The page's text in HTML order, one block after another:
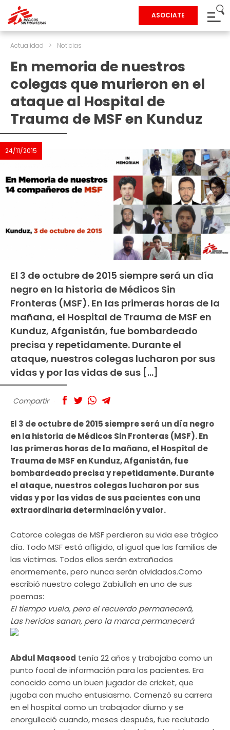
ASOCIATE
Actualidad > Noticias
En memoria de nuestros
colegas que murieron en el
ataque al Hospital de
Trauma de MSF en Kunduz
24/11/2015
El 3 de octubre de 2015 siempre será un día
negro en la historia de Médicos Sin
Fronteras (MSF). En las primeras horas de la
mañana, el Hospital de Trauma de MSF en
Kunduz, Afganistán, fue bombardeado
precisa y repetidamente. Durante el
ataque, nuestros colegas lucharon por sus
vidas y por las vidas de sus […]
Compartir
El 3 de octubre de 2015 siempre será un día negro
en la historia de Médicos Sin Fronteras (MSF). En
las primeras horas de la mañana, el Hospital de
Trauma de MSF en Kunduz, Afganistán, fue
bombardeado precisa y repetidamente. Durante
el ataque, nuestros colegas lucharon por sus
vidas y por las vidas de sus pacientes con una
extraordinaria determinación y valor.
Catorce colegas de MSF perdieron su vida ese trágico
día. Todo MSF está afligido, al igual que las familias de
las víctimas. Todos ellos serán extrañados
enormemente, pero nunca serán olvidados.Como
escribió nuestro colega Zabiullah en uno de sus
poemas:
El tiempo vuela, pero el recuerdo permanecerá,
Las heridas sanan, pero la marca permanecerá
Abdul Maqsood tenía 22 años y trabajaba como un
punto focal de información para los pacientes. Era
conocido como un buen jugador de cricket, que
jugaba con mucho entusiasmo. Comenzó su carrera
en el hospital como un trabajador diurno y se
enorgulleció cuando, meses después, fue reclutado